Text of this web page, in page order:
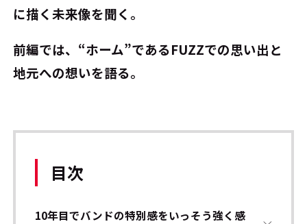
に描く未来像を聞く。
前編では、“ホーム”であるFUZZでの思い出と
地元への想いを語る。
目次
10年目でバンドの特別感をいっそう強く感